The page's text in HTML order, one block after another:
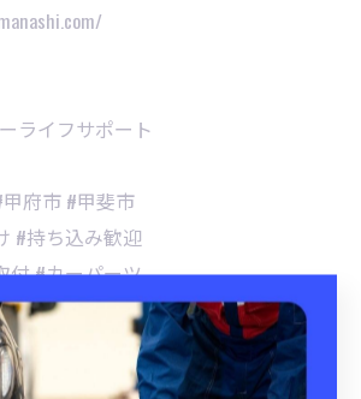
ライフサポート
府市 #甲斐市
#持ち込み歓迎
付 #カーパーツ
換 #持ち込みナビ取付
ヤ交換
洗車